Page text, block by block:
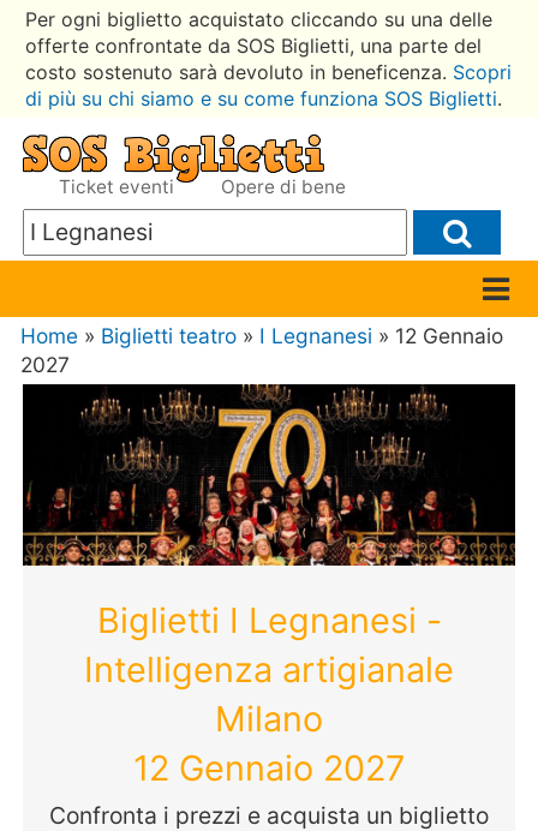
Per ogni biglietto acquistato cliccando su una delle
offerte confrontate da SOS Biglietti, una parte del
costo sostenuto sarà devoluto in beneficenza. Scopri
di più su chi siamo e su come funziona SOS Biglietti.
Ticket eventi Opere di bene
Home » Biglietti teatro » I Legnanesi » 12 Gennaio
2027
Biglietti I Legnanesi -
Intelligenza artigianale
Milano
12 Gennaio 2027
Confronta i prezzi e acquista un biglietto